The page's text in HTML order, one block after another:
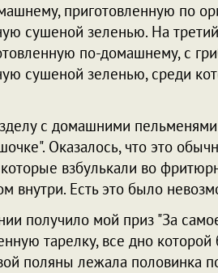
приготовленную по
сушеной зеленью. На
по-домашнему, с
сушеной зеленью, среди
с домашними пельменями
Оказалось, что это
взбулькали во
внутри. Есть это было
получило мой приз "За
тарелку, все дно
поляны лежала половинка